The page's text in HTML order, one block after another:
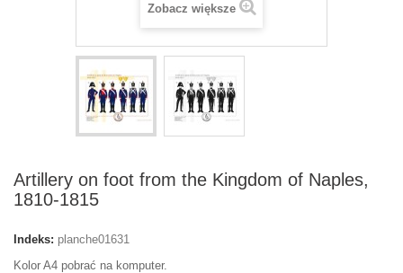
Zobacz większe
Artillery on foot from the Kingdom of Naples,
1810-1815
Indeks: planche01631
Kolor A4 pobrać na komputer.